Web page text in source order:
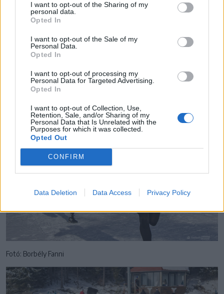
I want to opt-out of the Sharing of my
personal data.
Opted In
I want to opt-out of the Sale of my
Personal Data.
Opted In
I want to opt-out of processing my
Personal Data for Targeted Advertising.
Opted In
I want to opt-out of Collection, Use,
Retention, Sale, and/or Sharing of my
Personal Data that Is Unrelated with the
Purposes for which it was collected.
Opted Out
CONFIRM
Data Deletion Data Access Privacy Policy
– Igen, sikerült. Jól érzem magam a csapatban,
magabiztos és boldog vagyok itt.
Úgy érzem, hogy jó helyen vagyok, és
csapat sikereihez.
Fotó: Borbély Fanni